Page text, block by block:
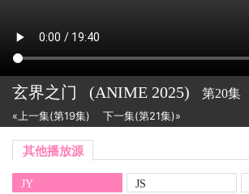
玄界之门 (ANIME 2025) 第20集
«上一集(第19集) 下一集(第21集)»
其他播放源
JY JS